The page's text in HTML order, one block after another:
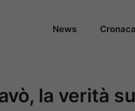
News Cronaca
la verità